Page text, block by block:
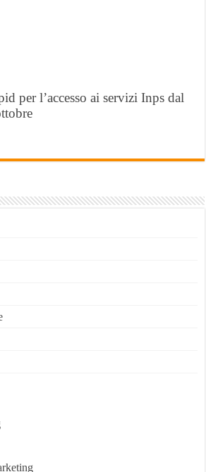
per l’accesso ai servizi Inps dal